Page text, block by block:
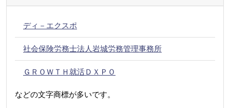
ディ－エクスポ
社会保険労務士法人岩城労務管理事務所
ＧＲＯＷＴＨ就活ＤＸＰＯ
などの文字商標が多いです。